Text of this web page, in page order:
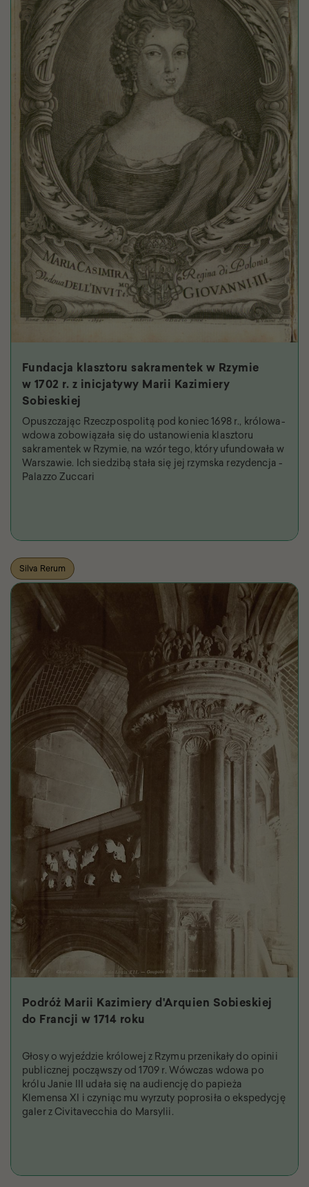
Fundacja klasztoru sakramentek w Rzymie
w 1702 r. z inicjatywy Marii Kazimiery
Sobieskiej
Opuszczając Rzeczpospolitą pod koniec 1698 r., królowa-
wdowa zobowiązała się do ustanowienia klasztoru
sakramentek w Rzymie, na wzór tego, który ufundowała w
Warszawie. Ich siedzibą stała się jej rzymska rezydencja -
Palazzo Zuccari
Silva Rerum
Podróż Marii Kazimiery d'Arquien Sobieskiej
do Francji w 1714 roku
Głosy o wyjeździe królowej z Rzymu przenikały do opinii
publicznej począwszy od 1709 r. Wówczas wdowa po
królu Janie III udała się na audiencję do papieża
Klemensa XI i czyniąc mu wyrzuty poprosiła o ekspedycję
galer z Civitavecchia do Marsylii.